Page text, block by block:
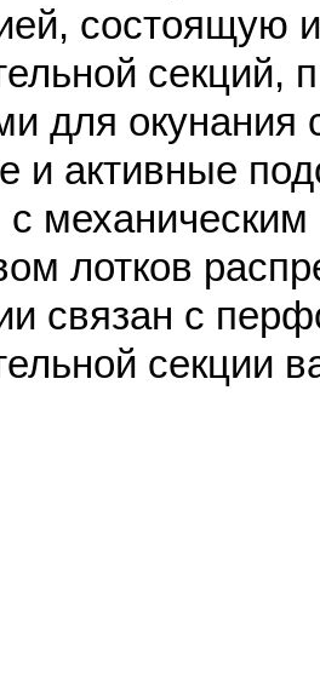
состоящую
секций,
для
и активные
лотков
связан с
секции